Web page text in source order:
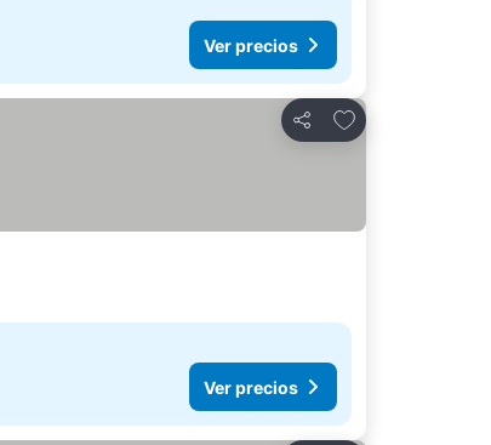
Ver precios
Compartir
Añadir a favoritos
Ver precios